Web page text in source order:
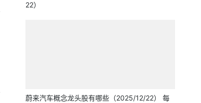
22）
蔚来汽车概念龙头股有哪些（2025/12/22） 每